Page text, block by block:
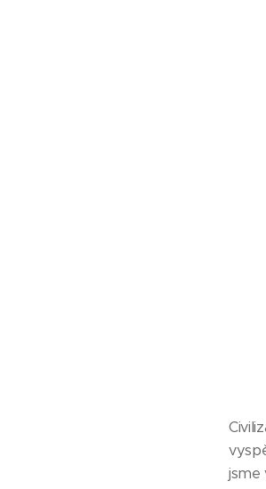
jsme